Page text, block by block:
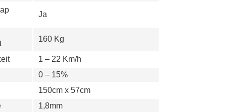
Ja
160 Kg
1 – 22 Km/h
0 – 15%
150cm x 57cm
1,8mm